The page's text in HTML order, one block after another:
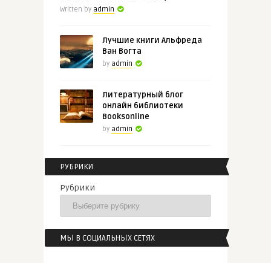
Written by admin
Лучшие книги Альфреда
Ван Вогта
by admin
Литературный блог
онлайн библиотеки
Booksonline
by admin
РУБРИКИ
Рубрики
МЫ В СОЦИАЛЬНЫХ СЕТЯХ